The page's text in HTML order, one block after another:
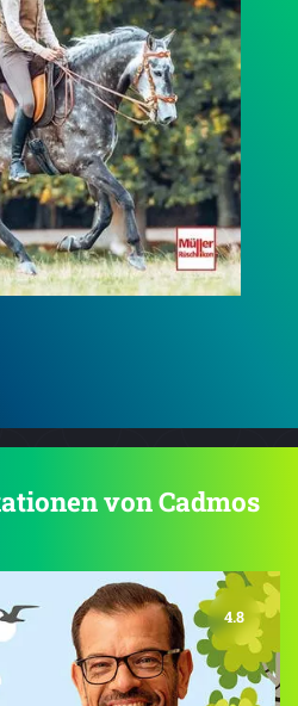
dem Pferd
von Cadmos
4.8